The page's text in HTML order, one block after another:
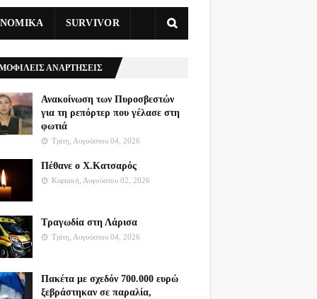
SURVIVOR
ΑΝΑΡΤΗΣΕΙΣ
Ανακοίνωση των Πυροσβεστών
για τη ρεπόρτερ που γέλασε στη
φωτιά
Τρίτη, Αυγούστου 04, 2026
Πέθανε ο Χ.Κατσαρός
Κυριακή, Αυγούστου 02, 2026
Τραγωδία στη Λάρισα
Τρίτη, Αυγούστου 04, 2026
Πακέτα με σχεδόν 700.000 ευρώ
ξεβράστηκαν σε παραλία,